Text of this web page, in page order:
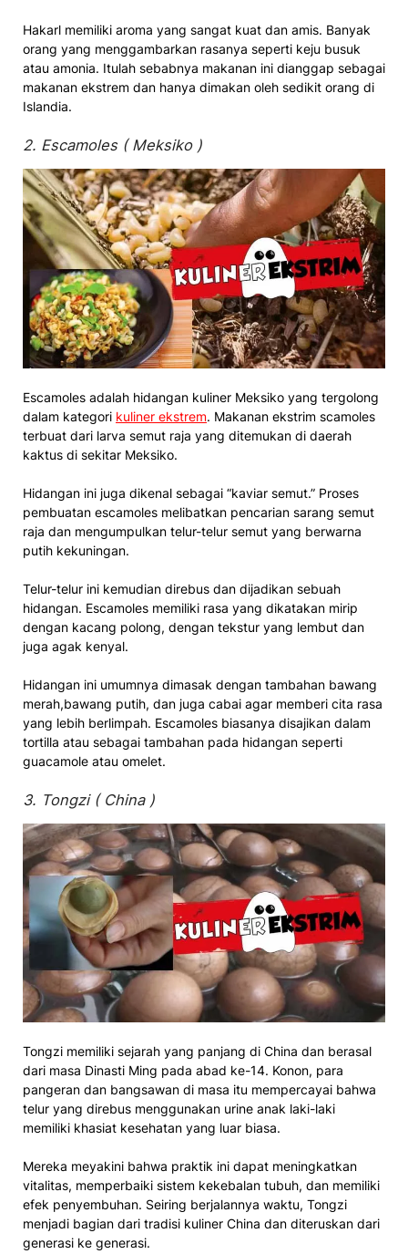
Hakarl memiliki aroma yang sangat kuat dan amis. Banyak
orang yang menggambarkan rasanya seperti keju busuk
atau amonia. Itulah sebabnya makanan ini dianggap sebagai
makanan ekstrem dan hanya dimakan oleh sedikit orang di
Islandia.
2. Escamoles ( Meksiko )
Escamoles adalah hidangan kuliner Meksiko yang tergolong
dalam kategori kuliner ekstrem. Makanan ekstrim scamoles
terbuat dari larva semut raja yang ditemukan di daerah
kaktus di sekitar Meksiko.
Hidangan ini juga dikenal sebagai “kaviar semut.” Proses
pembuatan escamoles melibatkan pencarian sarang semut
raja dan mengumpulkan telur-telur semut yang berwarna
putih kekuningan.
Telur-telur ini kemudian direbus dan dijadikan sebuah
hidangan. Escamoles memiliki rasa yang dikatakan mirip
dengan kacang polong, dengan tekstur yang lembut dan
juga agak kenyal.
Hidangan ini umumnya dimasak dengan tambahan bawang
merah,bawang putih, dan juga cabai agar memberi cita rasa
yang lebih berlimpah. Escamoles biasanya disajikan dalam
tortilla atau sebagai tambahan pada hidangan seperti
guacamole atau omelet.
3. Tongzi ( China )
Tongzi memiliki sejarah yang panjang di China dan berasal
dari masa Dinasti Ming pada abad ke-14. Konon, para
pangeran dan bangsawan di masa itu mempercayai bahwa
telur yang direbus menggunakan urine anak laki-laki
memiliki khasiat kesehatan yang luar biasa.
Mereka meyakini bahwa praktik ini dapat meningkatkan
vitalitas, memperbaiki sistem kekebalan tubuh, dan memiliki
efek penyembuhan. Seiring berjalannya waktu, Tongzi
menjadi bagian dari tradisi kuliner China dan diteruskan dari
generasi ke generasi.